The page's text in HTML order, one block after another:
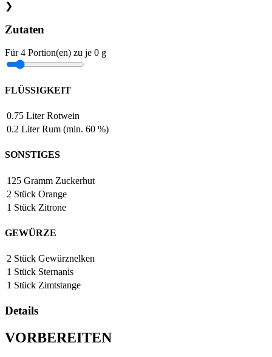
❯
Zutaten
Für 4 Portion(en) zu je 0 g
FLÜSSIGKEIT
0.75 LiterRotwein
0.2 LiterRum (min. 60 %)
SONSTIGES
125 Gramm Zuckerhut
2 Stück Orange
1 Stück Zitrone
GEWÜRZE
2 Stück Gewürznelken
1 Stück Sternanis
1 Stück Zimtstange
Details
VORBEREITEN